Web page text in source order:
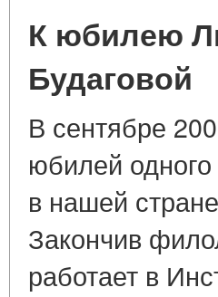
К юбилею
Будаговой
В сентябре
юбилей
в нашей
Закончив
работает в